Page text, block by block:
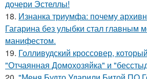
дочери Эстеллы!
18. Изнанка триумфа: почему
Гагарина без улыбки стал главным
манифестом.
19. Голливудский кроссовер,
"Отчаянная Домохозяйка" и